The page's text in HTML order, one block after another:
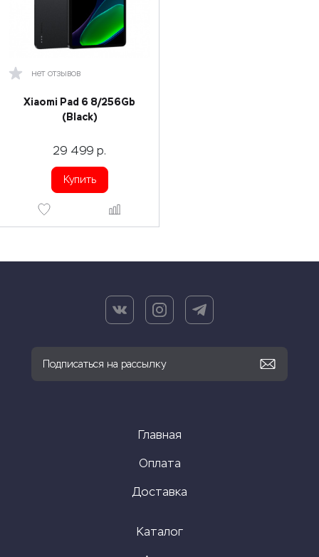
нет отзывов
Xiaomi Pad 6 8/256Gb
(Black)
29 499 р.
Купить
Главная
Оплата
Доставка
Каталог